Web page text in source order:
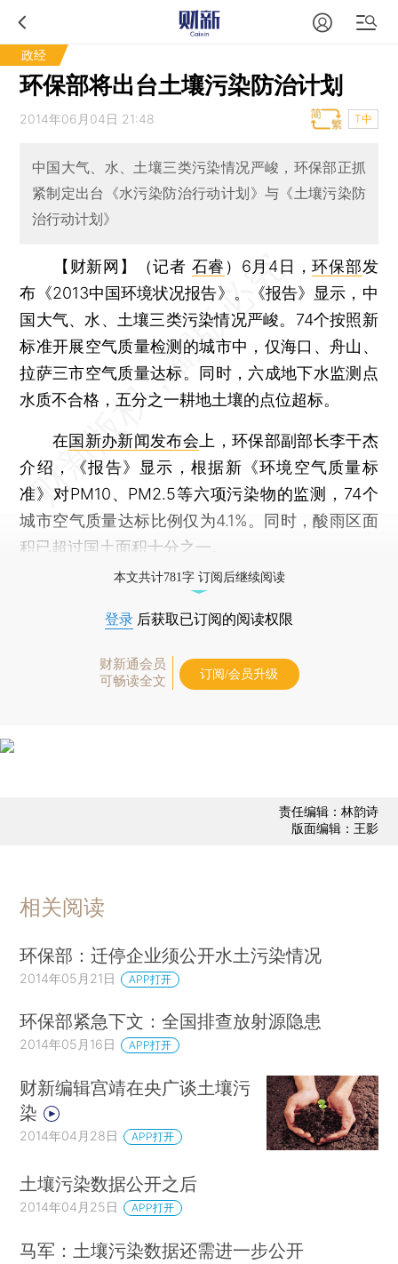
政经
环保部将出台土壤污染防治计划
2014年06月04日 21:48 T中
中国大气、水、土壤三类污染情况严峻，环保部正抓
紧制定出台《水污染防治行动计划》与《土壤污染防
治行动计划》
【财新网】（记者 石睿 ） 6月4日，环保部发
布《2013中国环境状况报告》。《报告》显示，中
国大气、水、土壤三类污染情况严峻。74个按照新
标准开展空气质量检测的城市中，仅海口、舟山、
拉萨三市空气质量达标。同时，六成地下水监测点
水质不合格，五分之一耕地土壤的点位超标。
在国新办新闻发布会 上，环保部副部长李干杰
介绍，《报告》显示，根据新《环境空气质量标
准》对PM10、PM2.5等六项污染物的监测，74个
城市空气质量达标比例仅为4.1%。同时，酸雨区面
积已超过国土面积十分之一。
本文共计781字 订阅后继续阅读
登录 后获取已订阅的阅读权限
财新通会员
可畅读全文
订阅/会员升级
责任编辑：林韵诗
版面编辑：王影
相关阅读
环保部：迁停企业须公开水土污染情况
2014年05月21日 APP打开
环保部紧急下文：全国排查放射源隐患
2014年05月16日 APP打开
财新编辑宫靖在央广谈土壤污
染
2014年04月28日 APP打开
土壤污染数据公开之后
2014年04月25日 APP打开
马军：土壤污染数据还需进一步公开